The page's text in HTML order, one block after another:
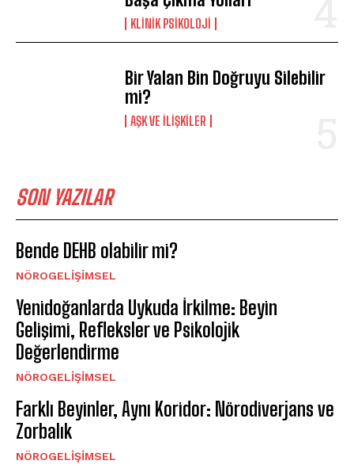
KLINIK PSIKOLOJI
Bir Yalan Bin Doğruyu Silebilir
mi?
AŞK VE İLIŞKILER
SON YAZILAR
Bende DEHB olabilir mi?
NÖROGELIŞIMSEL
Yenidoğanlarda Uykuda İrkilme: Beyin
Gelişimi, Refleksler ve Psikolojik
Değerlendirme
NÖROGELIŞIMSEL
Farklı Beyinler, Aynı Koridor: Nörodiverjans ve
Zorbalık
NÖROGELIŞIMSEL